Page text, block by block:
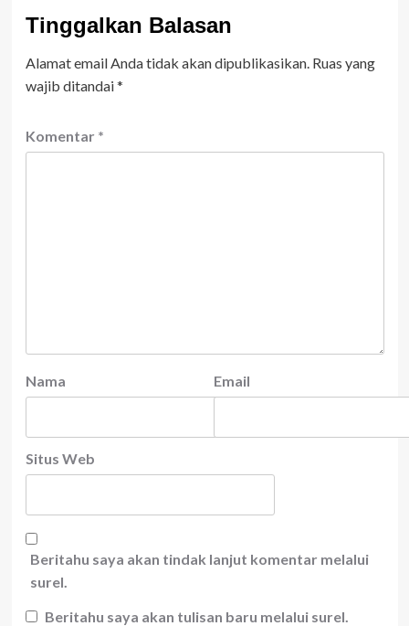
Tinggalkan Balasan
Alamat email Anda tidak akan dipublikasikan. Ruas yang
wajib ditandai*
Komentar *
Nama Email
Situs Web
Beritahu saya akan tindak lanjut komentar melalui
surel.
Beritahu saya akan tulisan baru melalui surel.